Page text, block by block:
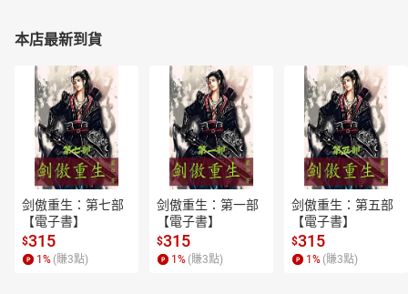
本店最新到貨
剑傲重生：第七部
【電子書】
$315
1 % (賺3點)
剑傲重生：第一部
【電子書】
$315
1 % (賺3點)
剑傲重生：第五部
【電子書】
$315
1 % (賺3點)